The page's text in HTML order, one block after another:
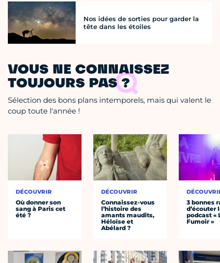
Nos idées de sorties pour garder la
tête dans les étoiles
VOUS NE CONNAISSEZ
TOUJOURS PAS ?
Sélection des bons plans intemporels, mais qui valent le
coup toute l'année !
DÉCOUVRIR
Où donner son
sang à Paris cet
été ?
DÉCOUVRIR
Connaissez-vous
l’histoire des
amants maudits,
Héloïse et
Abélard ?
3 bonnes
d’écouter
podcast «
Fumoir »